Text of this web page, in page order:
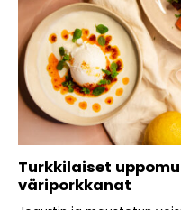
Turkkilaiset
väriporkkanat